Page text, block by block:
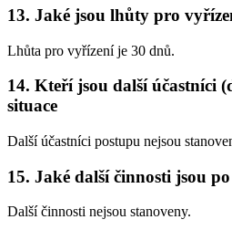
13. Jaké jsou lhůty pro
Lhůta pro vyřízení je 30 dnů.
14. Kteří jsou další účastníci
situace
Další účastníci postupu nejsou
15. Jaké další činnosti jsou
Další činnosti nejsou stanoveny.